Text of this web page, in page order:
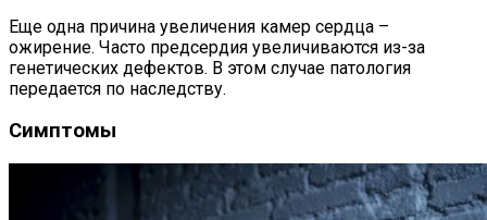
Еще одна причина увеличения камер сердца –
ожирение. Часто предсердия увеличиваются из-за
генетических дефектов. В этом случае патология
передается по наследству.
Симптомы